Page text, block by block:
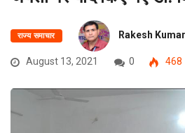
राज्य समाचार Rakesh
August 13, 2021 0 468